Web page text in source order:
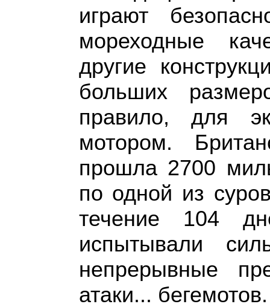
играют
мореходные
другие
больших
правило, для
мотором.
прошла 2700
по одной из
течение 104
испытывали
непрерывные
атаки... бегемотов.